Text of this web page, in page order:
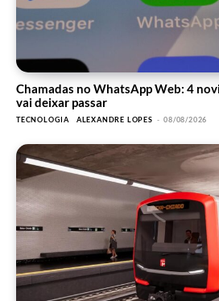
Chamadas no WhatsApp Web: 4
vai deixar passar
TECNOLOGIA ALEXANDRE LOPES - 08/08/2026